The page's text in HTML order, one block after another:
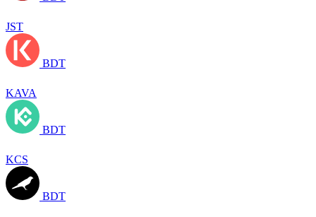
JST
BDT
KAVA
BDT
KCS
BDT